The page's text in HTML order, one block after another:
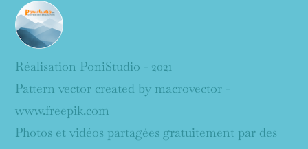
Réalisation PoniStudio - 2021
Pattern vector created by macrovector -
www.freepik.com
Photos et vidéos partagées gratuitement par des